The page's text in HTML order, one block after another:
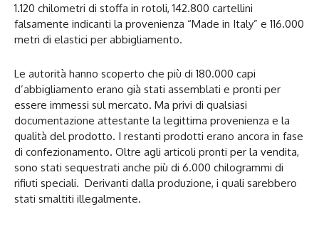
1.120 chilometri di stoffa in rotoli, 142.800 cartellini
falsamente indicanti la provenienza “Made in Italy” e 116.000
metri di elastici per abbigliamento.
Le autorità hanno scoperto che più di 180.000 capi
d’abbigliamento erano già stati assemblati e pronti per
essere immessi sul mercato. Ma privi di qualsiasi
documentazione attestante la legittima provenienza e la
qualità del prodotto. I restanti prodotti erano ancora in fase
di confezionamento. Oltre agli articoli pronti per la vendita,
sono stati sequestrati anche più di 6.000 chilogrammi di
rifiuti speciali. Derivanti dalla produzione, i quali sarebbero
stati smaltiti illegalmente.